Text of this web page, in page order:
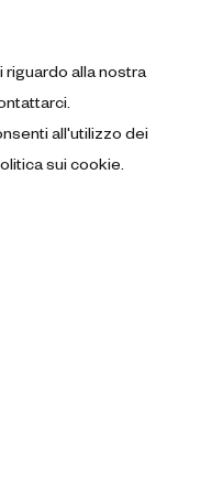
alla nostra
all'utilizzo dei
sui cookie.